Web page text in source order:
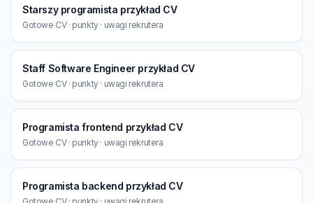
Starszy programista przykład CV
Gotowe CV · punkty · uwagi rekrutera
Staff Software Engineer przykład CV
Gotowe CV · punkty · uwagi rekrutera
Programista frontend przykład CV
Gotowe CV · punkty · uwagi rekrutera
Programista backend przykład CV